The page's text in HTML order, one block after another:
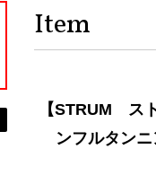
Item
【STRUM ス
ンフルタン